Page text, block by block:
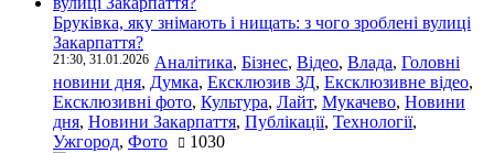
Бруківка, яку знімають і нищать: з чого зроблені вулиці
Закарпаття?
21:30, 31.01.2026 Аналітика, Бізнес, Відео, Влада, Головні
новини дня, Думка, Ексклюзив ЗД, Ексклюзивне відео,
Ексклюзивні фото, Культура, Лайт, Мукачево, Новини
дня, Новини Закарпаття, Публікації, Технології,
Ужгород, Фото 1030